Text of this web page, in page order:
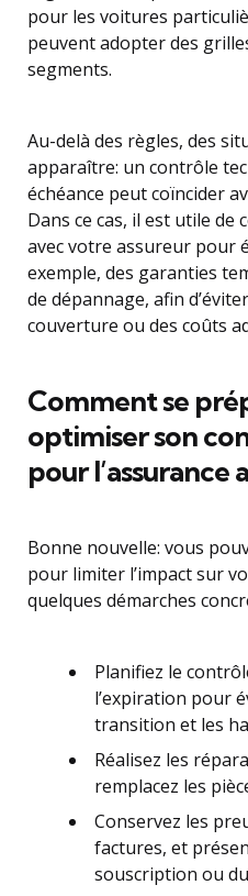
pour les voitures
peuvent adopter des
segments.
Au-delà des règles, des
apparaître: un contrôle
échéance peut coïncider
Dans ce cas, il est utile
avec votre assureur pour
exemple, des garanties
de dépannage, afin
couverture ou des coûts
Comment se
optimiser son
pour l’assurance
Bonne nouvelle: vous
pour limiter l’impact sur
quelques démarches
Planifiez le
l’expiration pour
transition et les
Réalisez les
remplacez les
Conservez les
factures, et
souscription ou